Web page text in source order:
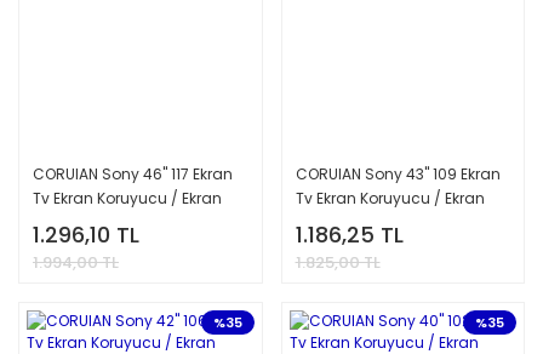
CORUIAN Sony 46'' 117 Ekran
Tv Ekran Koruyucu / Ekran
Koruma Paneli
1.296,10 TL
1.994,00 TL
CORUIAN Sony 43'' 109 Ekran
Tv Ekran Koruyucu / Ekran
Koruma Paneli
1.186,25 TL
1.825,00 TL
%35 %35